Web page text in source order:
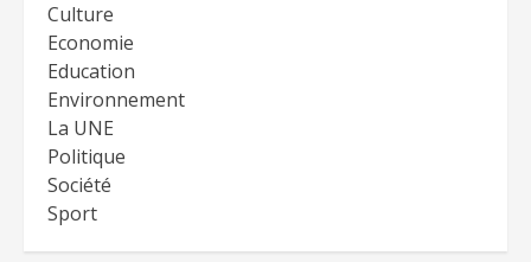
Culture
Economie
Education
Environnement
La UNE
Politique
Société
Sport